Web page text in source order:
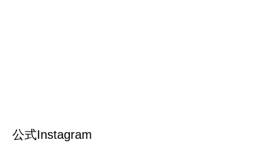
公式Instagram